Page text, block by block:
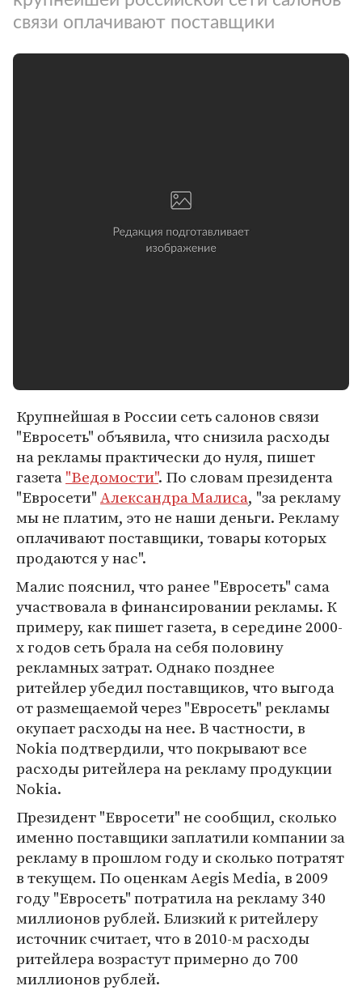
связи оплачивают поставщики
Крупнейшая в России сеть салонов связи
"Евросеть" объявила, что снизила расходы
на рекламы практически до нуля, пишет
газета"Ведомости". По словам президента
"Евросети"Александра Малиса, "за рекламу
мы не платим, это не наши деньги. Рекламу
оплачивают поставщики, товары которых
продаются у нас".
Малис пояснил, что ранее "Евросеть" сама
участвовала в финансировании рекламы. К
примеру, как пишет газета, в середине 2000-
х годов сеть брала на себя половину
рекламных затрат. Однако позднее
ритейлер убедил поставщиков, что выгода
от размещаемой через "Евросеть" рекламы
окупает расходы на нее. В частности, в
Nokia подтвердили, что покрывают все
расходы ритейлера на рекламу продукции
Nokia.
Президент "Евросети" не сообщил, сколько
именно поставщики заплатили компании за
рекламу в прошлом году и сколько потратят
в текущем. По оценкам Aegis Media, в 2009
году "Евросеть" потратила на рекламу 340
миллионов рублей. Близкий к ритейлеру
источник считает, что в 2010-м расходы
ритейлера возрастут примерно до 700
миллионов рублей.